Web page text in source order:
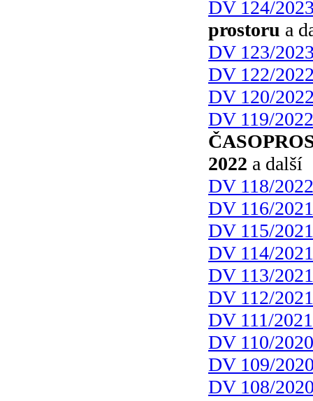
DV 124/
prostoru a
DV 123/
DV 122/
DV 120/
DV 119/2022
2022 a další
DV 118/2022
DV 116/2021
DV 115/2021
DV 114/2021
DV 113/2021
DV 112/2021
DV 111/2021
DV 110/2020
DV 109/
DV 108/